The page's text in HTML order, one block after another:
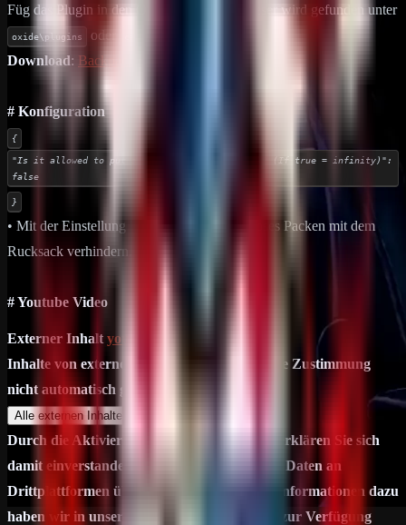
Füg das Plugin in den Order Plugins ein, dieser wird gefunden unter
oxide\plugins oder
Download: Backpacks Unlock Z
# Konfiguration
{
"Is it allowed to put a backpack in a backpack? (If true = infinity)":
false
}
• Mit der Einstellung "false" kannst du endloses Packen mit dem
Rucksack verhindern.
# Youtube Video
Externer Inhalt youtu.be
Inhalte von externen Seiten werden ohne Ihre Zustimmung
nicht automatisch geladen und angezeigt.
Alle externen Inhalte anzeigen
Durch die Aktivierung der externen Inhalte erklären Sie sich
damit einverstanden, dass personenbezogene Daten an
Drittplattformen übermittelt werden. Mehr Informationen dazu
haben wir in unserer Datenschutzerklärung zur Verfügung